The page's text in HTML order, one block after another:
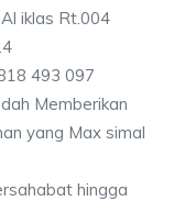
iklas Rt.004
493 097
Memberikan
yang Max simal
hingga